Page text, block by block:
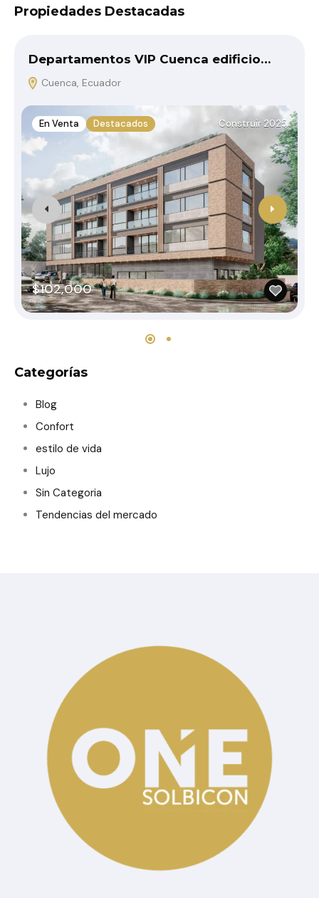
Propiedades Destacadas
Departamentos VIP Cuenca edificio…
Cuenca, Ecuador
En Venta Destacados Construir 2025
$102,000
Categorías
Blog
Confort
estilo de vida
Lujo
Sin Categoria
Tendencias del mercado